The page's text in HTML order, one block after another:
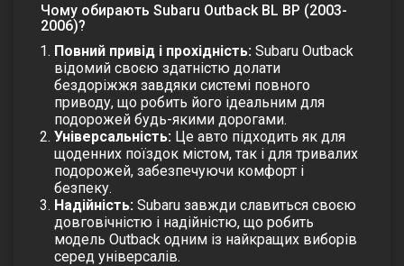
Чому обирають Subaru Outback BL BP (2003-
2006)?
Повний привід і прохідність: Subaru Outback
відомий своєю здатністю долати
бездоріжжя завдяки системі повного
приводу, що робить його ідеальним для
подорожей будь-якими дорогами.
Універсальність: Це авто підходить як для
щоденних поїздок містом, так і для тривалих
подорожей, забезпечуючи комфорт і
безпеку.
Надійність: Subaru завжди славиться своєю
довговічністю і надійністю, що робить
модель Outback одним із найкращих виборів
серед універсалів.